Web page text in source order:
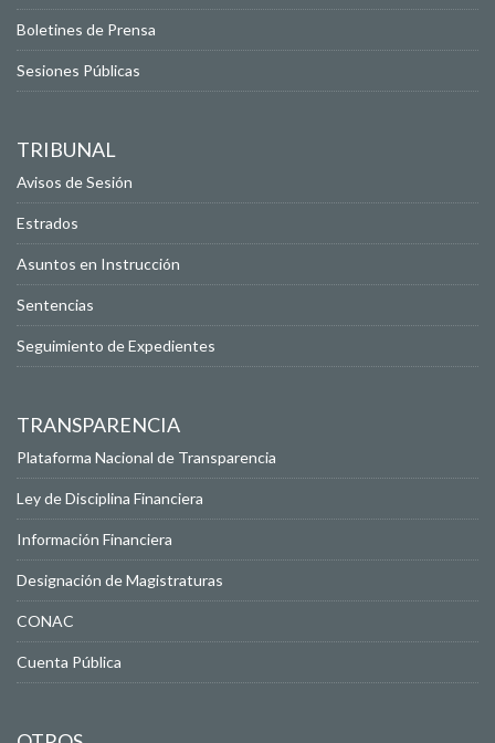
Boletines de Prensa
Sesiones Públicas
TRIBUNAL
Avisos de Sesión
Estrados
Asuntos en Instrucción
Sentencias
Seguimiento de Expedientes
TRANSPARENCIA
Plataforma Nacional de Transparencia
Ley de Disciplina Financiera
Información Financiera
Designación de Magistraturas
CONAC
Cuenta Pública